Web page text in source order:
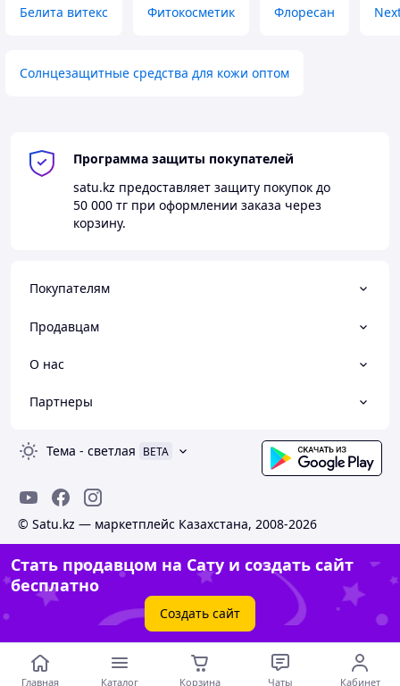
Белита витекс Фитокосметик Флоресан
Солнцезащитные средства для кожи оптом
Программа защиты покупателей
satu.kz предоставляет защиту покупок до
50 000 тг при оформлении заказа через
корзину.
Покупателям
Продавцам
О нас
Партнеры
Тема - светлая BETA
© Satu.kz — маркетплейс Казахстана, 2008-2026
Стать продавцом на Сату и создать сайт
бесплатно
Создать сайт
Главная Каталог Корзина Чаты Кабинет